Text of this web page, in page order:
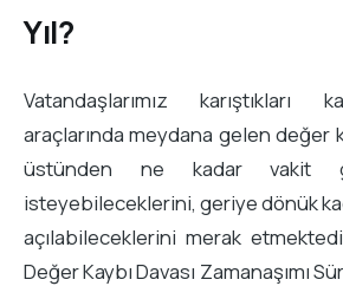
Yıl?
Vatandaşlarımız karıştıkları
araçlarında meydana gelen değer
üstünden ne kadar vakit
isteyebileceklerini, geriye dönük
açılabileceklerini merak
Değer Kaybı Davası Zamanaşımı